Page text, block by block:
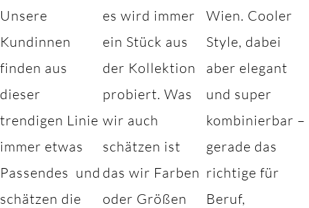
Unsere
Kundinnen
finden aus
dieser
trendigen Linie
immer etwas
Passendes und
schätzen die
es wird immer
ein Stück aus
der Kollektion
probiert. Was
wir auch
schätzen ist
das wir Farben
oder Größen
Wien. Cooler
Style, dabei
aber elegant
und super
kombinierbar –
gerade das
richtige für
Beruf,